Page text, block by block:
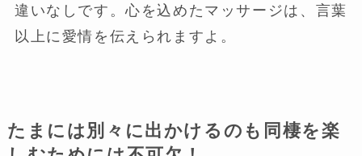
違いなしです。心を込めたマッサージは、言葉
以上に愛情を伝えられますよ。
たまには別々に出かけるのも同棲を楽